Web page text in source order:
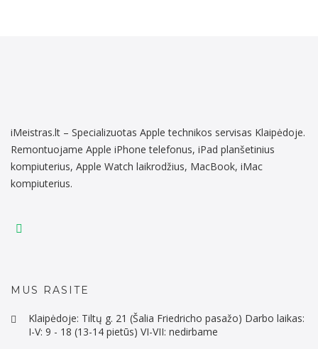
iMeistras.lt – Specializuotas Apple technikos servisas Klaipėdoje.
Remontuojame Apple iPhone telefonus, iPad planšetinius
kompiuterius, Apple Watch laikrodžius, MacBook, iMac
kompiuterius.
MUS RASITE
Klaipėdoje: Tiltų g. 21 (Šalia Friedricho pasažo) Darbo laikas:
I-V: 9 - 18 (13-14 pietūs) VI-VII: nedirbame